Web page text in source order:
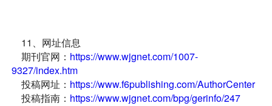
11、网址信息
期刊官网： https://www.wjgnet.com/1007-
9327/index.htm
投稿网址： https://www.f6publishing.com/AuthorCenter
投稿指南： https://www.wjgnet.com/bpg/gerinfo/247